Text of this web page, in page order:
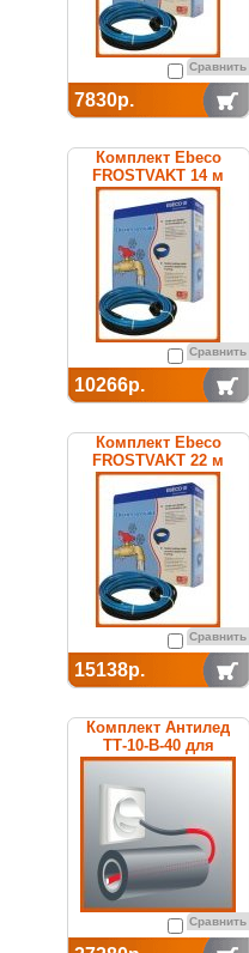
Сравнить
7830р.
Комплект Ebeco
FROSTVAKT 14 м
Сравнить
10266р.
Комплект Ebeco
FROSTVAKT 22 м
Сравнить
15138р.
Комплект Антилед
ТТ-10-В-40 для
обогрева труб
Сравнить